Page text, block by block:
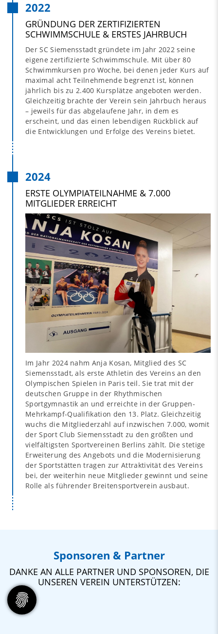
2022
GRÜNDUNG DER ZERTIFIZIERTEN
SCHWIMMSCHULE & ERSTES JAHRBUCH
Der SC Siemensstadt gründete im Jahr 2022 seine
eigene zertifizierte Schwimmschule. Mit über 80
Schwimmkursen pro Woche, bei denen jeder Kurs auf
maximal acht Teilnehmende begrenzt ist, können
jährlich bis zu 2.400 Kursplätze angeboten werden.
Gleichzeitig brachte der Verein sein Jahrbuch heraus
– jeweils für das abgelaufene Jahr, in dem es
erscheint, und das einen lebendigen Rückblick auf
die Entwicklungen und Erfolge des Vereins bietet.
2024
ERSTE OLYMPIATEILNAHME & 7.000
MITGLIEDER ERREICHT
Im Jahr 2024 nahm Anja Kosan, Mitglied des SC
Siemensstadt, als erste Athletin des Vereins an den
Olympischen Spielen in Paris teil. Sie trat mit der
deutschen Gruppe in der Rhythmischen
Sportgymnastik an und erreichte in der Gruppen-
Mehrkampf-Qualifikation den 13. Platz. Gleichzeitig
wuchs die Mitgliederzahl auf inzwischen 7.000, womit
der Sport Club Siemensstadt zu den größten und
vielfältigsten Sportvereinen Berlins zählt. Die stetige
Erweiterung des Angebots und die Modernisierung
der Sportstätten tragen zur Attraktivität des Vereins
bei, der weiterhin neue Mitglieder gewinnt und seine
Rolle als führender Breitensportverein ausbaut.
Sponsoren & Partner
DANKE AN ALLE PARTNER UND SPONSOREN, DIE
UNSEREN VEREIN UNTERSTÜTZEN: